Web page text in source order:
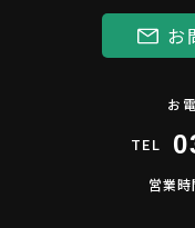
お
お
TEL
営業